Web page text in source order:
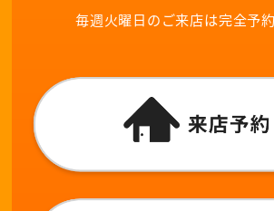
毎週火曜日のご来店は完全予約